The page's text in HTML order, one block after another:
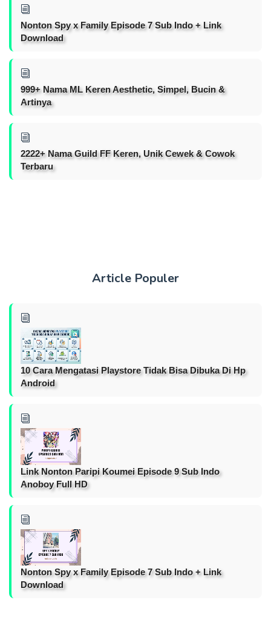
Nonton Spy x Family Episode 7 Sub Indo + Link
Download
999+ Nama ML Keren Aesthetic, Simpel, Bucin &
Artinya
2222+ Nama Guild FF Keren, Unik Cewek & Cowok
Terbaru
Article Populer
10 Cara Mengatasi Playstore Tidak Bisa Dibuka Di Hp
Android
Link Nonton Paripi Koumei Episode 9 Sub Indo
Anoboy Full HD
Nonton Spy x Family Episode 7 Sub Indo + Link
Download